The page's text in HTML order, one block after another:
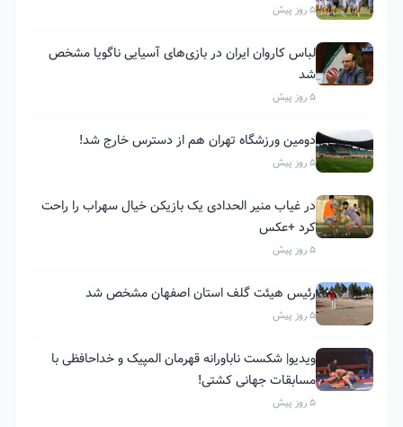
5 روز پیش
لباس کاروان ایران در بازی‌های آسیایی ناگویا مشخص
شد
5 روز پیش
دومین ورزشگاه تهران هم از دسترس خارج شد!
5 روز پیش
در غیاب منیر الحدادی یک بازیکن خیال سهراب را راحت
کرد +عکس
5 روز پیش
رئیس هیئت گلف استان اصفهان مشخص شد
5 روز پیش
ویدیو| شکست ناباورانه قهرمان المپیک و خداحافظی با
مسابقات جهانی کشتی!
5 روز پیش